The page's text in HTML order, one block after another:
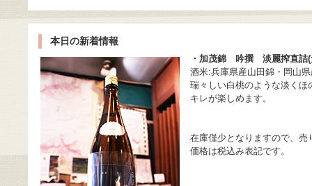
本日の新着情報
・加茂錦 吟撰 淡麗搾直詰(
酒米:兵庫県産山田錦・岡山
瑞々しい白桃のような淡く
キレが楽しめます。
在庫僅少となりますので、
価格は税込み表記です。